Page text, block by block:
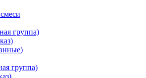
группа)
группа)